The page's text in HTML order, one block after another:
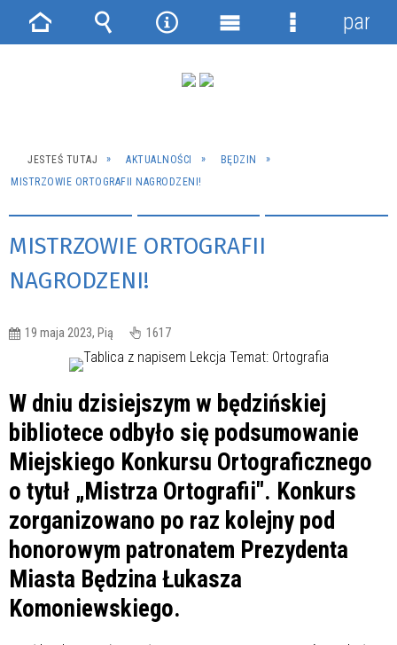
JESTEŚ TUTAJ AKTUALNOŚCI
BĘDZIN
MISTRZOWIE ORTOGRAFII NAGRODZENI!
MISTRZOWIE ORTOGRAFII
NAGRODZENI!
19 maja 2023, Pią 1617
W dniu dzisiejszym w będzińskiej
bibliotece odbyło się podsumowanie
Miejskiego Konkursu Ortograficznego
o tytuł „Mistrza Ortografii". Konkurs
zorganizowano po raz kolejny pod
honorowym patronatem Prezydenta
Miasta Będzina Łukasza
Komoniewskiego.
Strona Wyszukiwarka
NarzędziaMenu
Menu
panel